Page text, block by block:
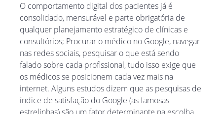
O comportamento digital dos pacientes já é
consolidado, mensurável e parte obrigatória de
qualquer planejamento estratégico de clínicas e
consultórios; Procurar o médico no Google, navegar
nas redes sociais, pesquisar o que está sendo
falado sobre cada profissional, tudo isso exige que
os médicos se posicionem cada vez mais na
internet. Alguns estudos dizem que as pesquisas de
índice de satisfação do Google (as famosas